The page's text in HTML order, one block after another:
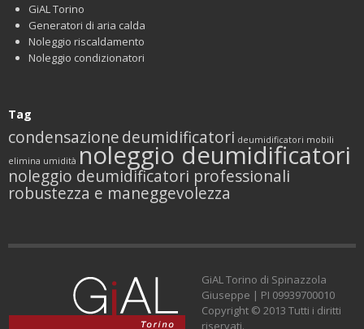
GiAL Torino
Generatori di aria calda
Noleggio riscaldamento
Noleggio condizionatori
Tag
condensazionedeumidificatori deumidificatori mobili
elimina umidità noleggio deumidificatori
noleggio deumidificatori professionali
robustezza e maneggevolezza
GiAL Torino di Spinazzola
Giuseppe | PI 09939700010
Copyright © 2013 Tutti i diritti
riservati.